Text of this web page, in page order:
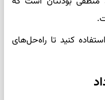
کنید تا راه‌حل‌های